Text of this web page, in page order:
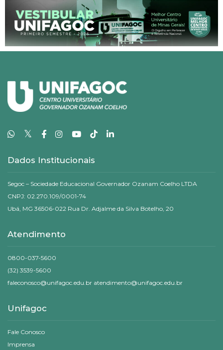
𝕏
Dados Institucionais
Segoc – Sociedade Educacional Governador Ozanam Coelho LTDA
CNPJ: 02.270.109/0001-74
Ubá, MG 36506-022 Rua Dr. Adjalme da Silva Botelho, 20
Atendimento
0800-037-5600
(32) 3539-5600
faleconosco@unifagoc.edu.br atendimento@unifagoc.edu.br
Unifagoc
Fale Conosco
Imprensa